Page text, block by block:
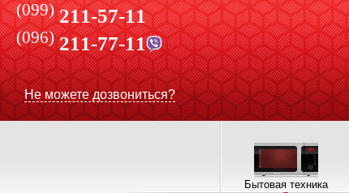
(099) 211-57-11
(096)211-77-11
Не можете дозвониться?
Бытовая техника